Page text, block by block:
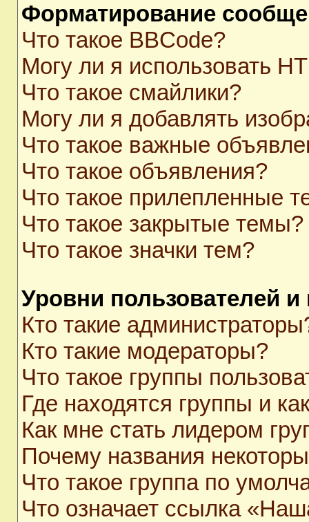
Форматирование
Что такое BBCode?
Могу ли я использовать
Что такое смайлики?
Могу ли я добавлять
Что такое важные
Что такое объявления?
Что такое прилепленные
Что такое закрытые темы?
Что такое значки тем?
Уровни пользователей и
Кто такие
Кто такие модераторы?
Что такое группы
Где находятся группы и
Как мне стать лидером
Почему названия
Что такое группа по
Что означает ссылка